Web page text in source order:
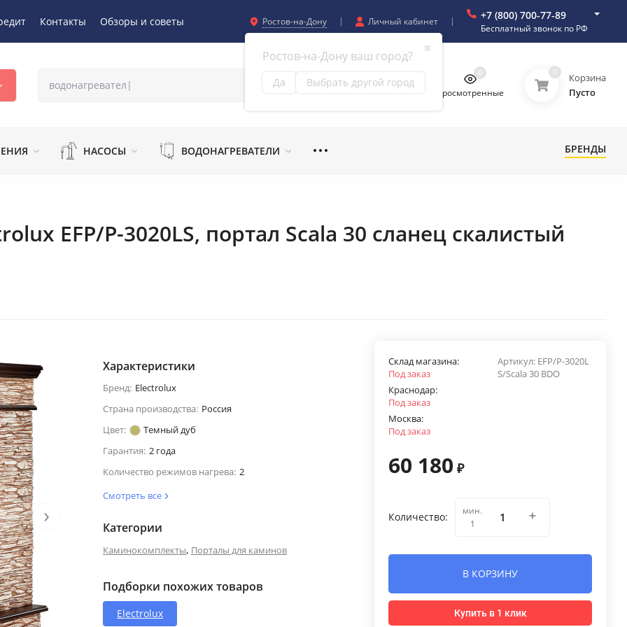
Контакты Обзоры и советы Ростов-на-Дону
✖
Ростов-на-Дону ваш город?
Да Выбрать другой город
Личный кабинет +7 (800) 700-77-89
Бесплатный звонок по РФ
Просмотренные
0 0
Корзина
Пусто
НАСОСЫ ВОДОНАГРЕВАТЕЛИ БРЕНДЫ
EFP/P-3020LS, портал Scala 30 сланец скалистый
›
Характеристики
Бренд: Electrolux
Страна производства: Россия
Цвет:
Темный дуб
Гарантия: 2 года
Количество режимов нагрева: 2
Смотреть все
Категории
Каминокомплекты, Порталы для каминов
Подборки похожих товаров
Electrolux
Артикул: EFP/P-3020L
S/Scala 30 BDO
Склад магазина:
Под заказ
Краснодар:
Под заказ
Москва:
Под заказ
60 180 ₽
Количество:
мин.
1
В КОРЗИНУ
Купить в 1 клик